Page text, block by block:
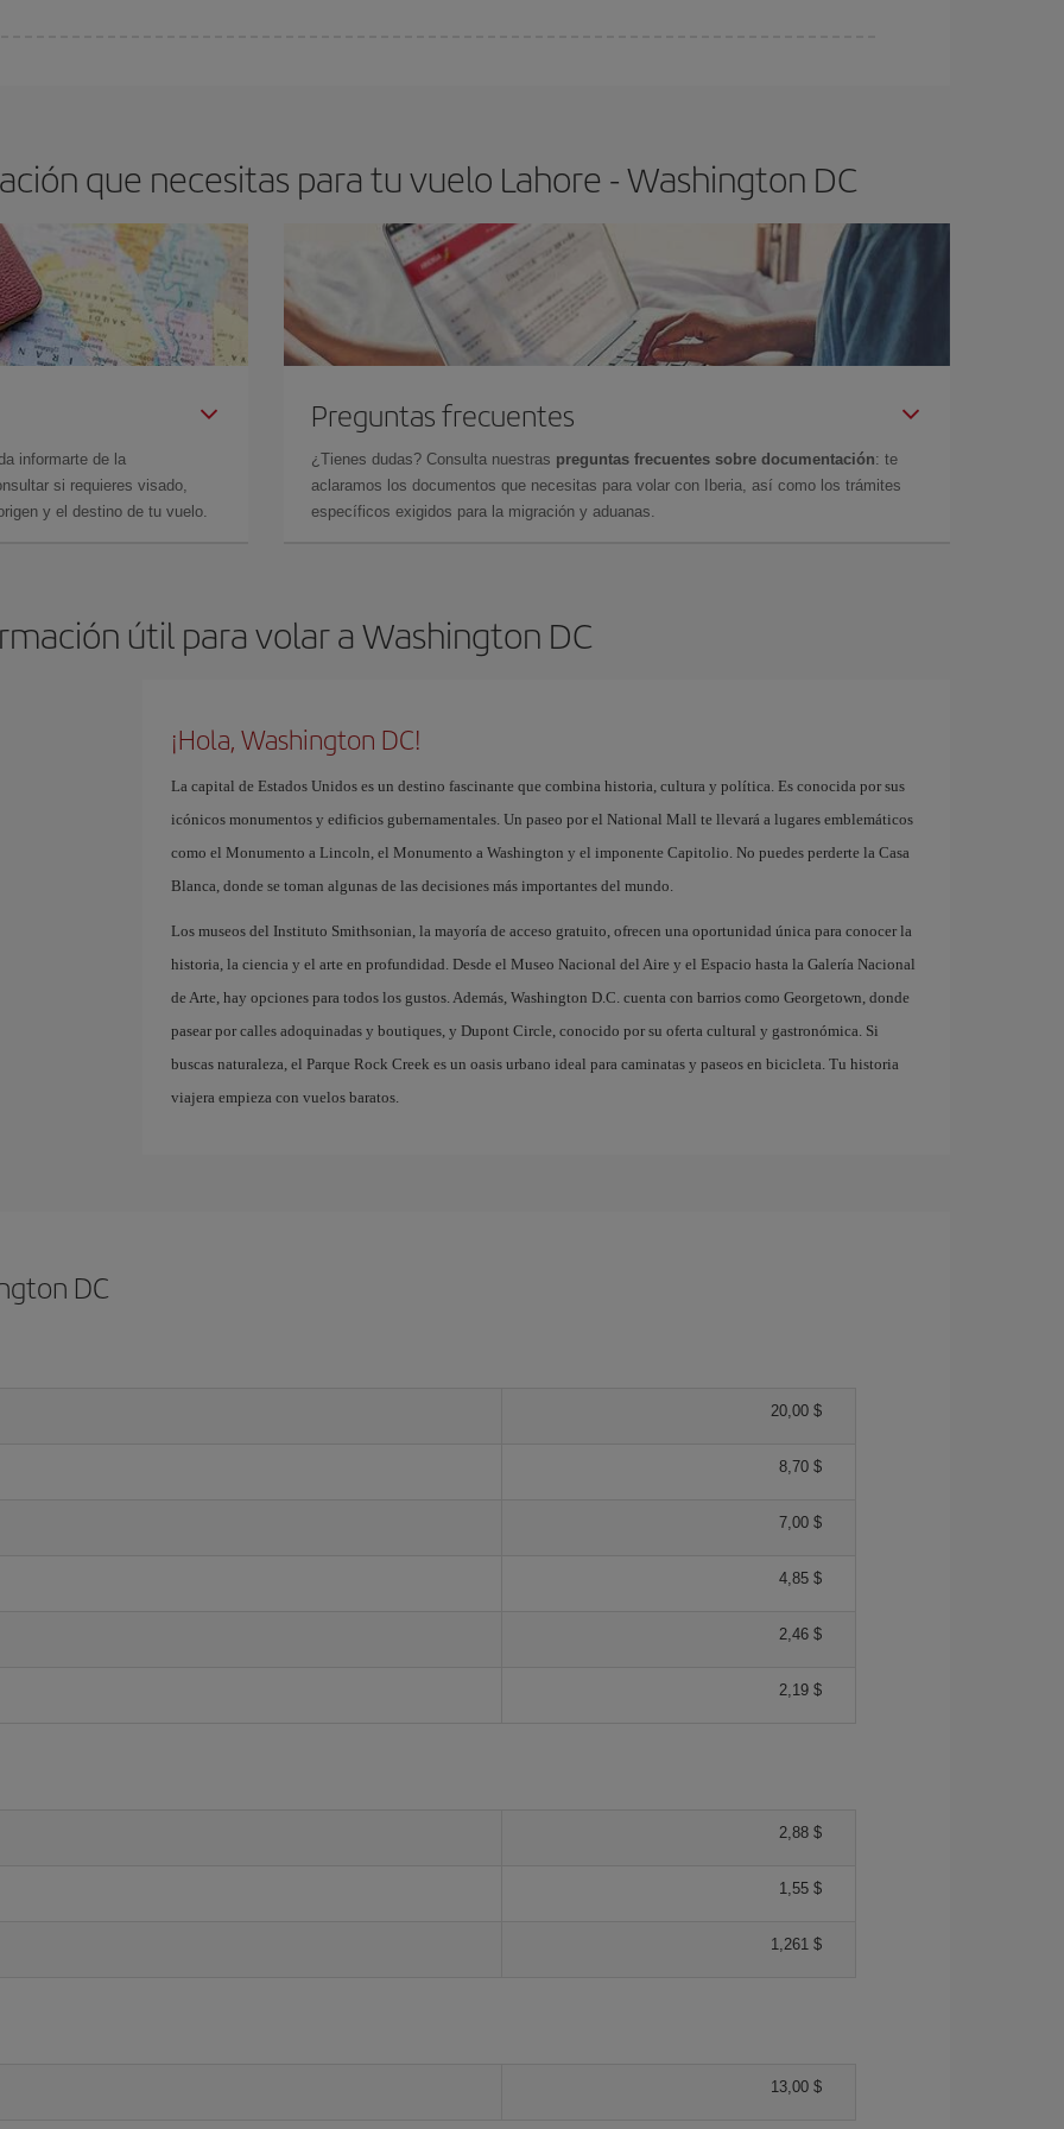
que necesitas para tu vuelo Lahore - Washington DC
informarte de la
si requieres visado,
y el destino de tu vuelo.
Preguntas frecuentes
¿Tienes dudas? Consulta nuestras preguntas frecuentes sobre documentación: te
aclaramos los documentos que necesitas para volar con Iberia, así como los trámites
específicos exigidos para la migración y aduanas.
útil para volar a Washington DC
¡Hola, Washington DC!
La capital de Estados Unidos es un destino fascinante que combina historia, cultura y política. Es conocida por sus
icónicos monumentos y edificios gubernamentales. Un paseo por el National Mall te llevará a lugares emblemáticos
como el Monumento a Lincoln, el Monumento a Washington y el imponente Capitolio. No puedes perderte la Casa
Blanca, donde se toman algunas de las decisiones más importantes del mundo.
Los museos del Instituto Smithsonian, la mayoría de acceso gratuito, ofrecen una oportunidad única para conocer la
historia, la ciencia y el arte en profundidad. Desde el Museo Nacional del Aire y el Espacio hasta la Galería Nacional
de Arte, hay opciones para todos los gustos. Además, Washington D.C. cuenta con barrios como Georgetown, donde
pasear por calles adoquinadas y boutiques, y Dupont Circle, conocido por su oferta cultural y gastronómica. Si
buscas naturaleza, el Parque Rock Creek es un oasis urbano ideal para caminatas y paseos en bicicleta. Tu historia
viajera empieza con vuelos baratos.
DC
20,00 $
8,70 $
7,00 $
4,85 $
2,46 $
2,19 $
2,88 $
1,55 $
1,261 $
13,00 $